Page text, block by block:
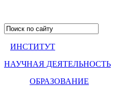
ИНСТИТУТ
НАУЧНАЯ ДЕЯТЕЛЬНОСТЬ
ОБРАЗОВАНИЕ